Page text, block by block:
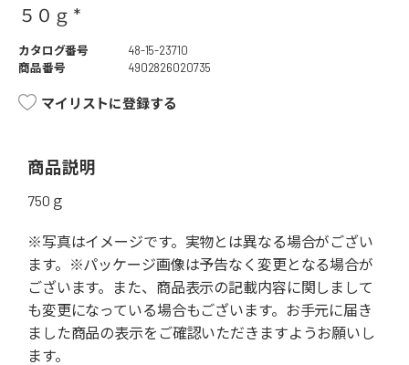
５０ｇ *
カタログ番号
48-15-23710
商品番号
4902826020735
マイリストに登録する
商品説明
750ｇ
※写真はイメージです。実物とは異なる場合がござい
ます。※パッケージ画像は予告なく変更となる場合が
ございます。また、商品表示の記載内容に関しまして
も変更になっている場合もございます。お手元に届き
ました商品の表示をご確認いただきますようお願いし
ます。